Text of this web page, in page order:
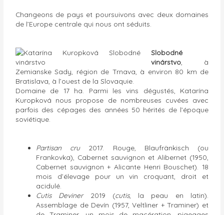
Changeons de pays et poursuivons avec deux domaines
de l’Europe centrale qui nous ont séduits.
Slobodné
vinárstvo, à
Zemianske Sady, région de Trnava, à environ 80 km de
Bratislava, à l’ouest de la Slovaquie.
Domaine de 17 ha. Parmi les vins dégustés, Katarína
Kuropková nous propose de nombreuses cuvées avec
parfois des cépages des années 50 hérités de l’époque
soviétique.
Partisan cru2017. Rouge, Blaufränkisch (ou
Frankovka), Cabernet sauvignon et Alibernet (1950,
Cabernet sauvignon + Alicante Henri Bouschet). 18
mois d’élevage pour un vin croquant, droit et
acidulé.
Cutis Deviner2019 (cutis, la peau en latin).
Assemblage de Devín (1957, Veltliner + Traminer) et